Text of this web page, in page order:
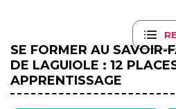
SE FORMER AU SAVOIR-
DE LAGUIOLE : 12
APPRENTISSAGE